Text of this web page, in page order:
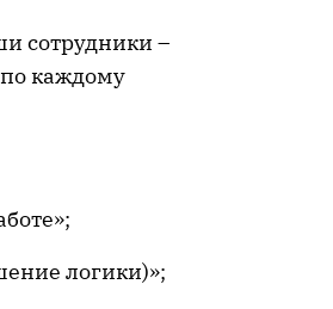
сотрудники –
каждому
логики)»;